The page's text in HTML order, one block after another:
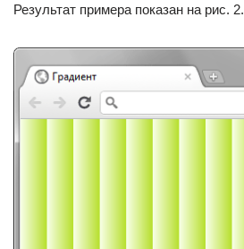
Результат примера показан на рис. 2.